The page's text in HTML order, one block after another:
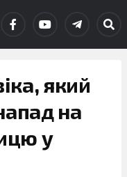
який
на
у